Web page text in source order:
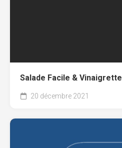
Salade Facile & Vinaigrette
20 décembre 2021